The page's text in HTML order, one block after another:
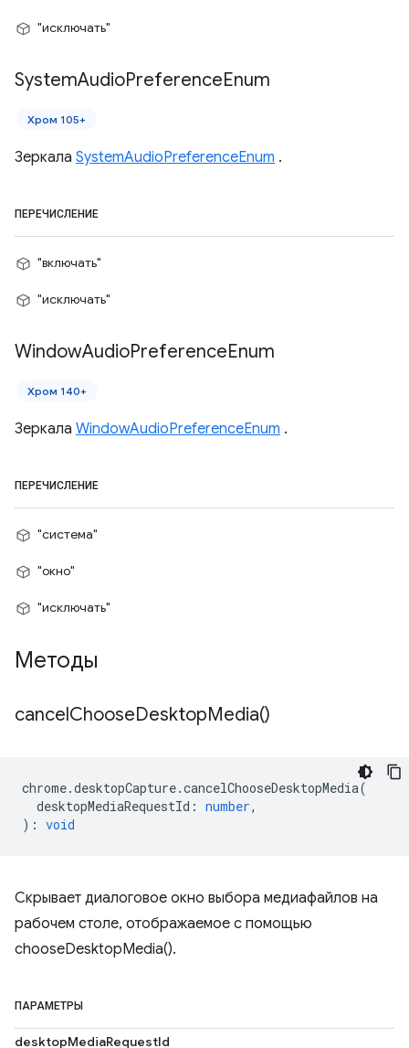
"исключать"
SystemAudioPreferenceEnum
Хром 105+
Зеркала SystemAudioPreferenceEnum .
ПЕРЕЧИСЛЕНИЕ
"включать"
"исключать"
WindowAudioPreferenceEnum
Хром 140+
Зеркала WindowAudioPreferenceEnum .
ПЕРЕЧИСЛЕНИЕ
"система"
"окно"
"исключать"
Методы
cancelChooseDesktopMedia()
chrome.desktopCapture.cancelChooseDesktopMedia(
desktopMediaRequestId : number,
) : void
Скрывает диалоговое окно выбора медиафайлов на
рабочем столе, отображаемое с помощью
chooseDesktopMedia().
ПАРАМЕТРЫ
desktopMediaRequestId